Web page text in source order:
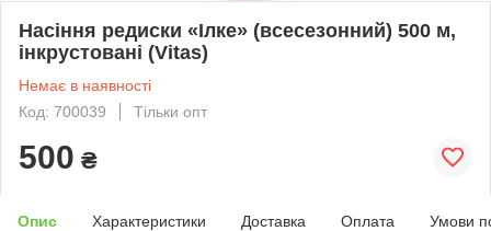
Насіння редиски «Ілке» (всесезонний) 500 м,
інкрустовані (Vitas)
Немає в наявності
Код: 700039
Тільки опт
500 ₴
Опис Характеристики Доставка Оплата Умови